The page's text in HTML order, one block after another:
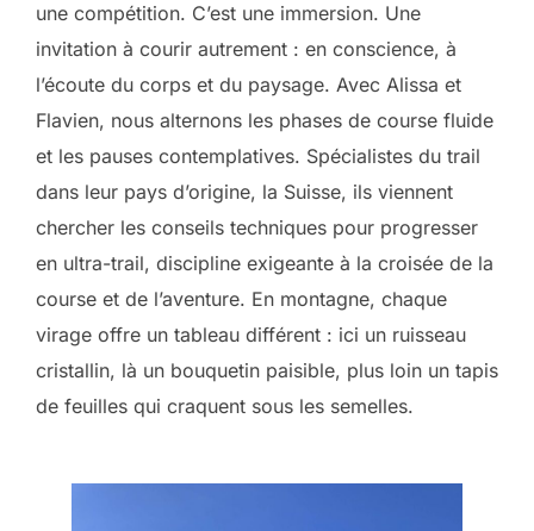
une compétition. C’est une immersion. Une
invitation à courir autrement : en conscience, à
l’écoute du corps et du paysage. Avec Alissa et
Flavien, nous alternons les phases de course fluide
et les pauses contemplatives. Spécialistes du trail
dans leur pays d’origine, la Suisse, ils viennent
chercher les conseils techniques pour progresser
en ultra-trail, discipline exigeante à la croisée de la
course et de l’aventure. En montagne, chaque
virage offre un tableau différent : ici un ruisseau
cristallin, là un bouquetin paisible, plus loin un tapis
de feuilles qui craquent sous les semelles.